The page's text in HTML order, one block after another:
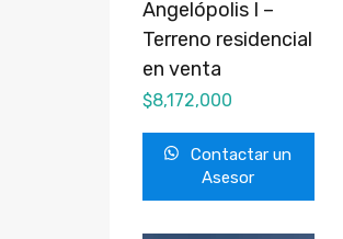
Angelópolis I –
Terreno residencial
en venta
$8,172,000
Contactar un
Asesor